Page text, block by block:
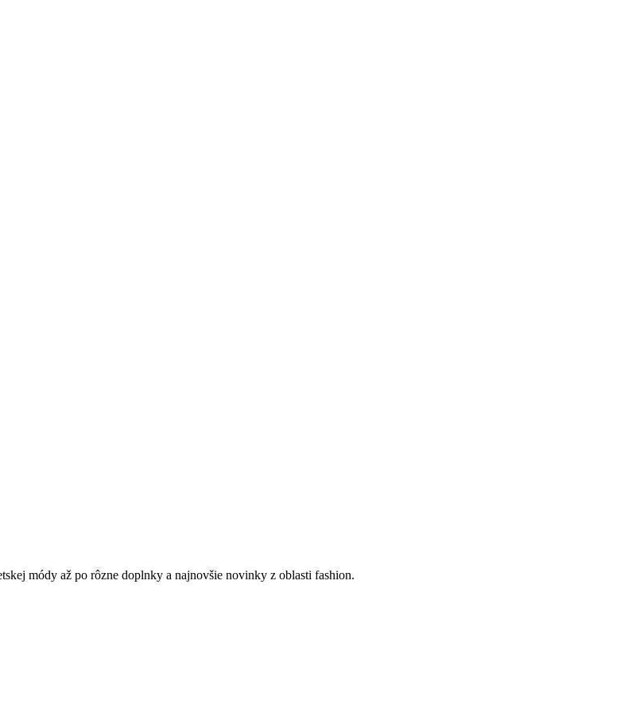
módy až po rôzne doplnky a najnovšie novinky z oblasti fashion.